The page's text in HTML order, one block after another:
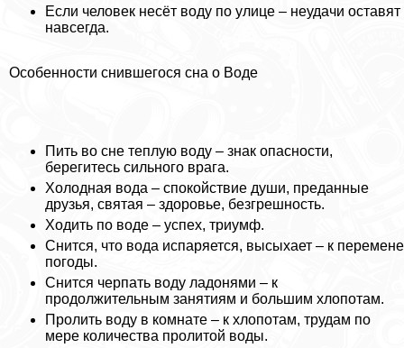
Если человек несёт воду по улице – неудачи оставят
навсегда.
Особенности снившегося сна о Воде
Пить во сне теплую воду – знак опасности,
берегитесь сильного врага.
Холодная вода – спокойствие души, преданные
друзья, святая – здоровье, безгрешность.
Ходить по воде – успех, триумф.
Снится, что вода испаряется, высыхает – к перемене
погоды.
Снится черпать воду ладонями – к
продолжительным занятиям и большим хлопотам.
Пролить воду в комнате – к хлопотам, трудам по
мере количества пролитой воды.